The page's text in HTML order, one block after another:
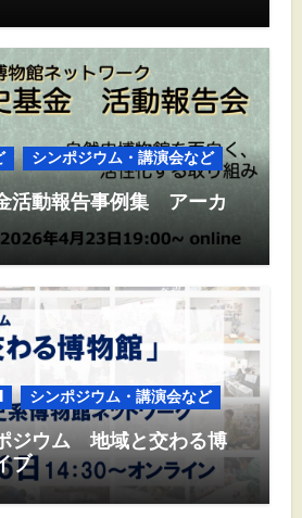
シンポジウム・講演会など
活動報告事例集 アーカ
シンポジウム・講演会など
ジウム 地域と交わる博
ブ